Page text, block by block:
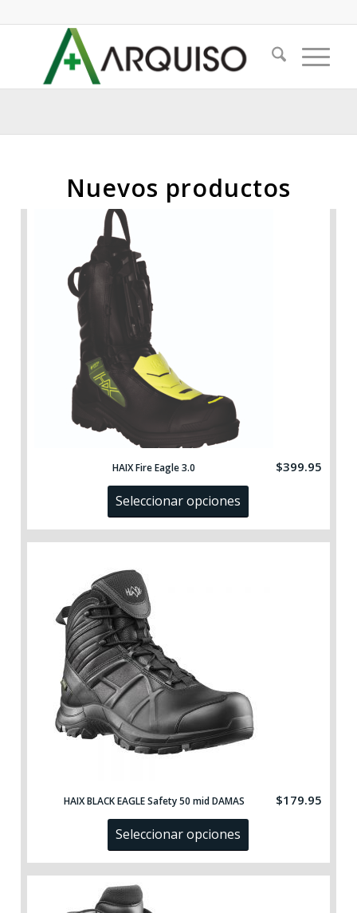
Nuevos productos
HAIX Fire Eagle 3.0 $399.95
Seleccionar opciones
HAIX BLACK EAGLE Safety 50 mid DAMAS $179.95
Seleccionar opciones